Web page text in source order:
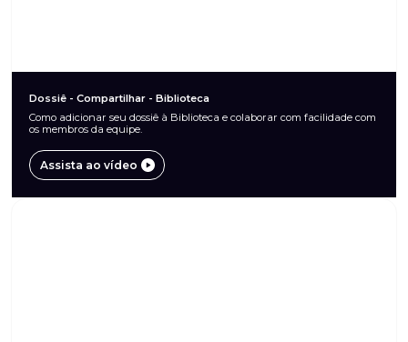
Dossiê - Compartilhar - Biblioteca
Como adicionar seu dossiê à Biblioteca e colaborar com facilidade com
os membros da equipe.
Assista ao vídeo